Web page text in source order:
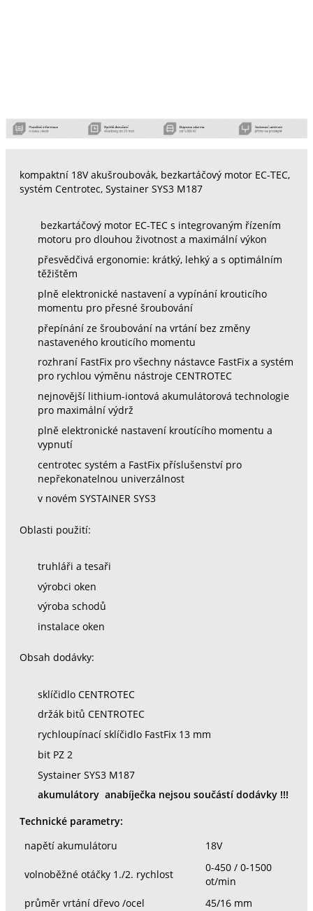
kompaktní 18V akušroubovák, bezkartáčový motor EC-TEC,
systém Centrotec, Systainer SYS3 M187
bezkartáčový motor EC-TEC s integrovaným řízením
motoru pro dlouhou životnost a maximální výkon
přesvědčivá ergonomie: krátký, lehký a s optimálním
těžištěm
plně elektronické nastavení a vypínání krouticího
momentu pro přesné šroubování
přepínání ze šroubování na vrtání bez změny
nastaveného krouticího momentu
rozhraní FastFix pro všechny nástavce FastFix a systém
pro rychlou výměnu nástroje CENTROTEC
nejnovější lithium-iontová akumulátorová technologie
pro maximální výdrž
plně elektronické nastavení kroutícího momentu a
vypnutí
centrotec systém a FastFix příslušenství pro
nepřekonatelnou univerzálnost
v novém SYSTAINER SYS3
Oblasti použití:
truhláři a tesaři
výrobci oken
výroba schodů
instalace oken
Obsah dodávky:
sklíčidlo CENTROTEC
držák bitů CENTROTEC
rychloupínací sklíčidlo FastFix 13 mm
bit PZ 2
Systainer SYS3 M187
akumulátory anabíječka nejsou součástí dodávky !!!
Technické parametry:
napětí akumulátoru
18V
volnoběžné otáčky 1./2. rychlost
0-450 / 0-1500
ot/min
průměr vrtání dřevo /ocel
45/16 mm